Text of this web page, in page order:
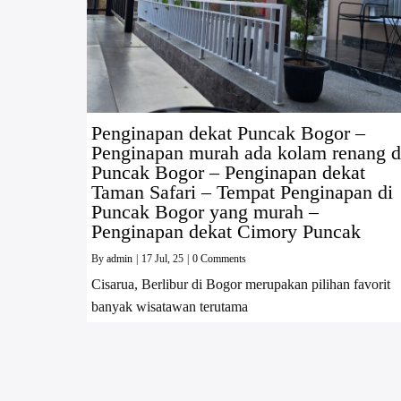
Penginapan dekat Puncak Bogor –
Penginapan murah ada kolam renang
Puncak Bogor – Penginapan dekat
Taman Safari – Tempat Penginapan di
Puncak Bogor yang murah –
Penginapan dekat Cimory Puncak
By admin 17 Jul, 25 0 Comments
Cisarua, Berlibur di Bogor merupakan pilihan favorit
banyak wisatawan terutama